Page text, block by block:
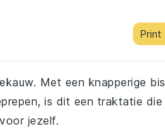
Print
Met een knapperige
is dit een traktatie
jezelf.